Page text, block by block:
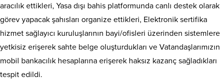
aracılık ettikleri, Yasa dışı bahis platformunda canlı destek olarak
görev yapacak şahısları organize ettikleri, Elektronik sertifika
hizmet sağlayıcı kuruluşlarının bayi/ofisleri üzerinden sistemlere
yetkisiz erişerek sahte belge oluşturdukları ve Vatandaşlarımızın
mobil bankacılık hesaplarına erişerek haksız kazanç sağladıkları
tespit edildi.